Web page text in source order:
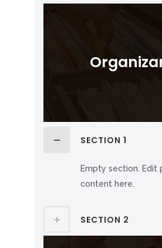
SECTION 1
Empty section. Edit
content here.
SECTION 2